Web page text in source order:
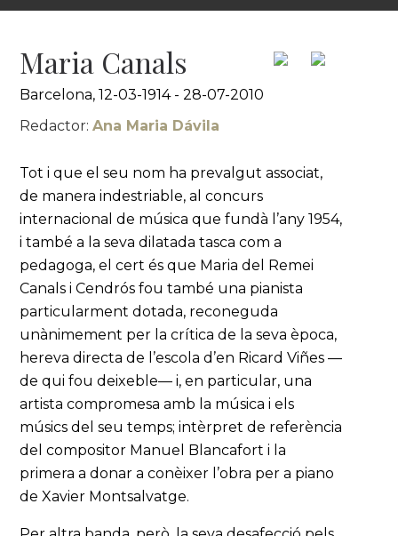
Maria Canals
Barcelona, 12-03-1914 - 28-07-2010
Redactor:Ana Maria Dávila
Tot i que el seu nom ha prevalgut associat,
de manera indestriable, al concurs
internacional de música que fundà l’any 1954,
i també a la seva dilatada tasca com a
pedagoga, el cert és que Maria del Remei
Canals i Cendrós fou també una pianista
particularment dotada, reconeguda
unànimement per la crítica de la seva època,
hereva directa de l’escola d’en Ricard Viñes —
de qui fou deixeble— i, en particular, una
artista compromesa amb la música i els
músics del seu temps; intèrpret de referència
del compositor Manuel Blancafort i la
primera a donar a conèixer l’obra per a piano
de Xavier Montsalvatge.